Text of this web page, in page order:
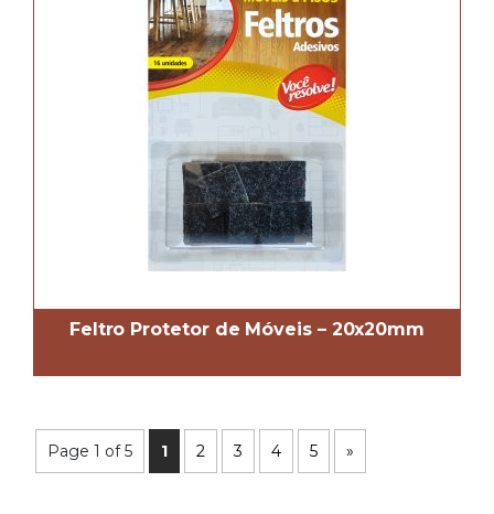
Feltro Protetor de Móveis – 20x20mm
Page 1 of 5 1 2 3 4 5 »